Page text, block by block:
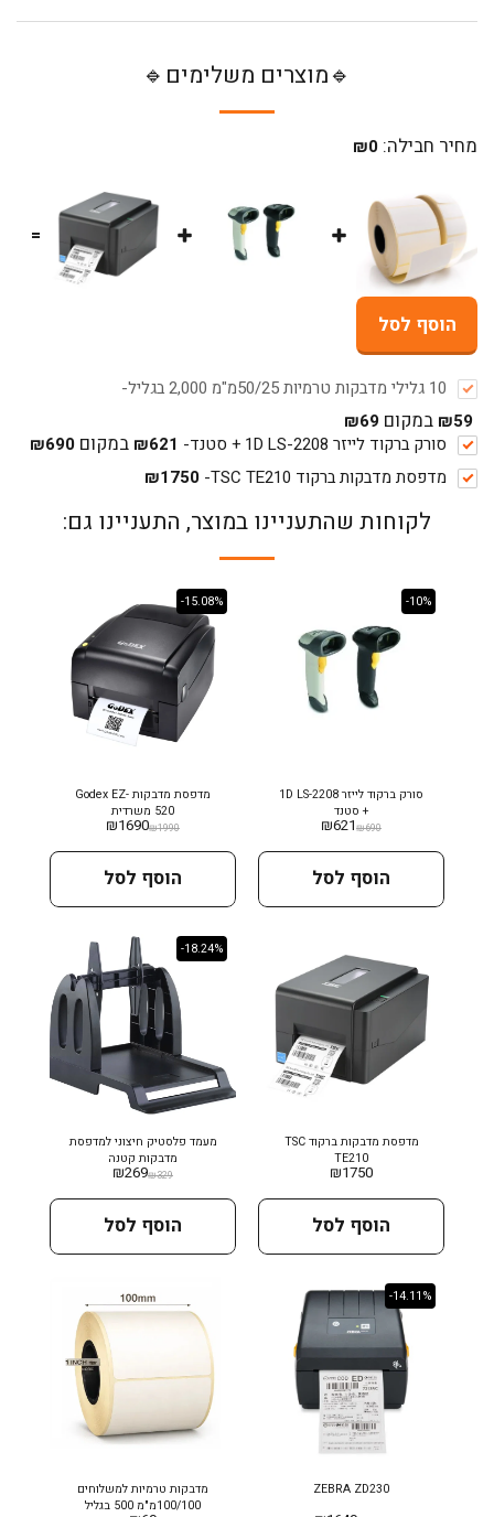
🔹מוצרים משלימים🔹
מחיר חבילה: ₪0
=
הוסף לסל
10 גלילי מדבקות טרמיות 50/25מ"מ 2,000 בגליל
-
₪59 במקום ₪69
סורק ברקוד לייזר 1D LS-2208 + סטנד
-
₪621 במקום ₪690
מדפסת מדבקות ברקוד TSC TE210
-
₪1750
לקוחות שהתעניינו במוצר, התעניינו גם:
-10%
סורק ברקוד לייזר 1D LS-2208
+ סטנד
₪690
₪621
הוסף לסל
-15.08%
מדפסת מדבקות Godex EZ-
520 משרדית
₪1990
₪1690
הוסף לסל
מדפסת מדבקות ברקוד TSC
TE210
₪1750
הוסף לסל
-18.24%
מעמד פלסטיק חיצוני למדפסת
מדבקות קטנה
₪329
₪269
הוסף לסל
-14.11%
ZEBRA ZD230
מדבקות טרמיות למשלוחים
100/100מ"מ 500 בגליל